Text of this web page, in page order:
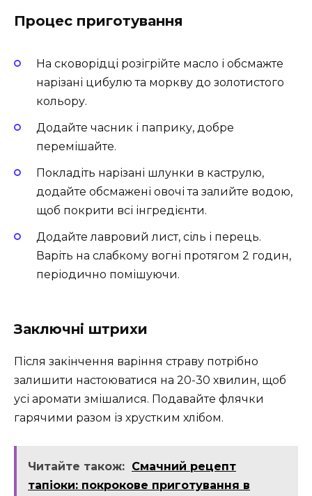
Процес приготування
На сковорідці розігрійте масло і обсмажте
нарізані цибулю та моркву до золотистого
кольору.
Додайте часник і паприку, добре
перемішайте.
Покладіть нарізані шлунки в каструлю,
додайте обсмажені овочі та залийте водою,
щоб покрити всі інгредієнти.
Додайте лавровий лист, сіль і перець.
Варіть на слабкому вогні протягом 2 годин,
періодично помішуючи.
Заключні штрихи
Після закінчення варіння страву потрібно
залишити настоюватися на 20-30 хвилин, щоб
усі аромати змішалися. Подавайте флячки
гарячими разом із хрустким хлібом.
Читайте також: Смачний рецепт
тапіоки: покрокове приготування в